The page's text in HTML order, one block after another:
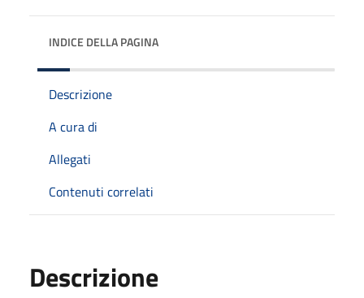
INDICE DELLA PAGINA
Descrizione
A cura di
Allegati
Contenuti correlati
Descrizione